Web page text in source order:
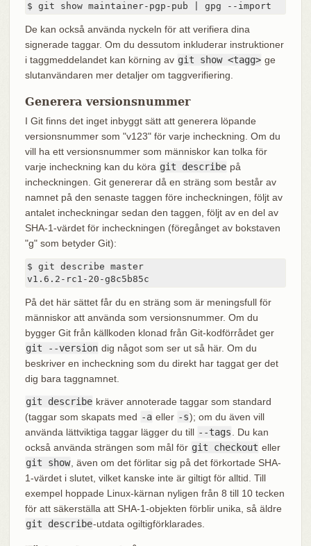
$ git show maintainer-pgp-pub | gpg --import
De kan också använda nyckeln för att verifiera dina
signerade taggar. Om du dessutom inkluderar instruktioner
i taggmeddelandet kan körning av git show <tagg> ge
slutanvändaren mer detaljer om taggverifiering.
Generera versionsnummer
I Git finns det inget inbyggt sätt att generera löpande
versionsnummer som "v123" för varje incheckning. Om du
vill ha ett versionsnummer som människor kan tolka för
varje incheckning kan du köra git describe på
incheckningen. Git genererar då en sträng som består av
namnet på den senaste taggen före incheckningen, följt av
antalet incheckningar sedan den taggen, följt av en del av
SHA-1-värdet för incheckningen (föregånget av bokstaven
"g" som betyder Git):
$ git describe master
v1.6.2-rc1-20-g8c5b85c
På det här sättet får du en sträng som är meningsfull för
människor att använda som versionsnummer. Om du
bygger Git från källkoden klonad från Git‑kodförrådet ger
git --version dig något som ser ut så här. Om du
beskriver en incheckning som du direkt har taggat ger det
dig bara taggnamnet.
git describe kräver annoterade taggar som standard
(taggar som skapats med -a eller -s); om du även vill
använda lättviktiga taggar lägger du till --tags. Du kan
också använda strängen som mål för git checkout eller
git show, även om det förlitar sig på det förkortade SHA-
1-värdet i slutet, vilket kanske inte är giltigt för alltid. Till
exempel hoppade Linux-kärnan nyligen från 8 till 10 tecken
för att säkerställa att SHA‑1‑objekten förblir unika, så äldre
git describe-utdata ogiltigförklarades.